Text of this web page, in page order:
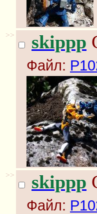
>> skippp
Файл:
>> skippp
Файл: